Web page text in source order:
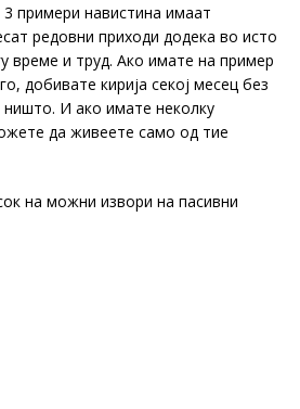
примери навистина имаат
редовни приходи додека во исто
време и труд. Ако имате на пример
добивате кирија секој месец без
И ако имате неколку
да живеете само од тие
на можни извори на пасивни